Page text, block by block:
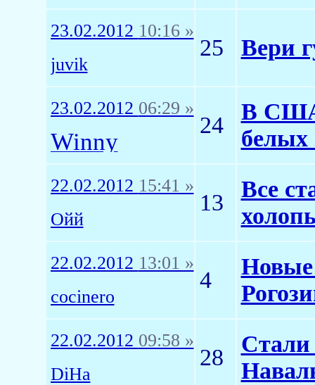
23.02.2012 10:16 »
juvik
25 Вери
23.02.2012 06:29 »
Winny
24
В США
белых
22.02.2012 15:41 »
Ойй
13
Все
22.02.2012 13:01 »
cocinero
4
Новые
22.02.2012 09:58 »
DiHa
28
Стали